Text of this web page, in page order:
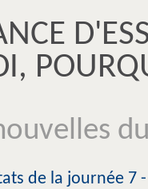
de la journée 7